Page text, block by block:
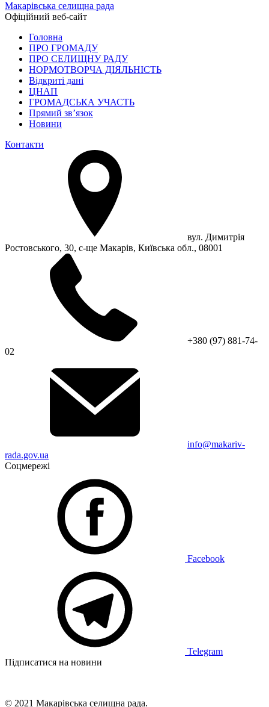
Макарівська селищна рада
Офіційний веб-сайт
Головна
ПРО ГРОМАДУ
ПРО СЕЛИЩНУ РАДУ
НОРМОТВОРЧА ДІЯЛЬНІСТЬ
Відкриті дані
ЦНАП
ГРОМАДСЬКА УЧАСТЬ
Прямий зв’язок
Новини
Контакти
вул. Димитрія
Ростовського, 30, с-ще Макарів, Київська обл., 08001
+380 (97) 881-74-
02
info@makariv-
rada.gov.ua
Соцмережі
Facebook
Telegram
Підписатися на новини
© 2021 Макарівська селищна рада.